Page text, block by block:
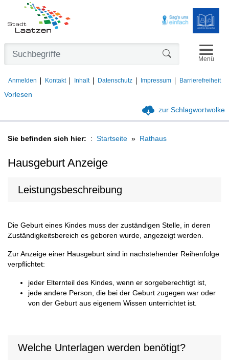
Vorlesen
Anmelden Kontakt Inhalt Datenschutz Impressum Barrierefreiheit
Menü
zur Schlagwortwolke
Sie befinden sich hier: Startseite Rathaus
Hausgeburt Anzeige
Leistungsbeschreibung
Die Geburt eines Kindes muss der zuständigen Stelle, in deren
Zuständigkeitsbereich es geboren wurde, angezeigt werden.
Zur Anzeige einer Hausgeburt sind in nachstehender Reihenfolge
verpflichtet:
jeder Elternteil des Kindes, wenn er sorgeberechtigt ist,
jede andere Person, die bei der Geburt zugegen war oder
von der Geburt aus eigenem Wissen unterrichtet ist.
Welche Unterlagen werden benötigt?